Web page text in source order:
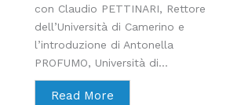
con Claudio PETTINARI, Rettore
dell’Università di Camerino e
l’introduzione di Antonella
PROFUMO, Università di...
Read More